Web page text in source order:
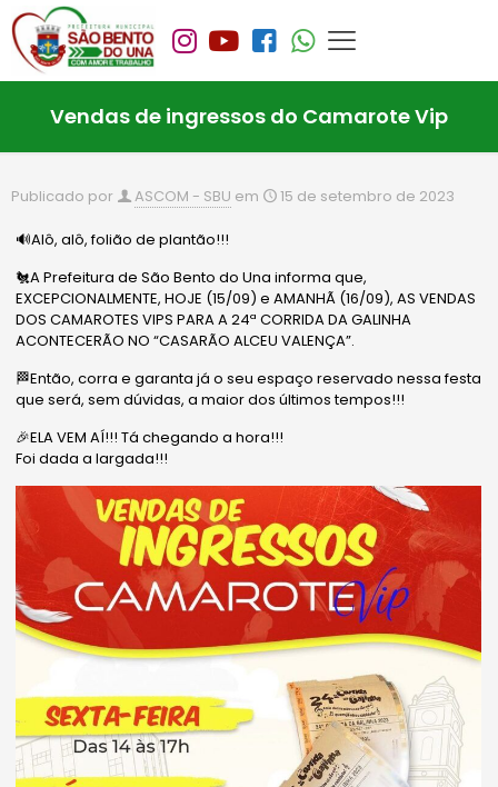
Vendas de ingressos do Camarote Vip
Publicado por ASCOM - SBU em 15 de setembro de 2023
🔊Alô, alô, folião de plantão!!!
🐔A Prefeitura de São Bento do Una informa que,
EXCEPCIONALMENTE, HOJE (15/09) e AMANHÃ (16/09), AS VENDAS
DOS CAMAROTES VIPS PARA A 24ª CORRIDA DA GALINHA
ACONTECERÃO NO “CASARÃO ALCEU VALENÇA”.
🏁Então, corra e garanta já o seu espaço reservado nessa festa
que será, sem dúvidas, a maior dos últimos tempos!!!
🎉ELA VEM AÍ!!! Tá chegando a hora!!!
Foi dada a largada!!!